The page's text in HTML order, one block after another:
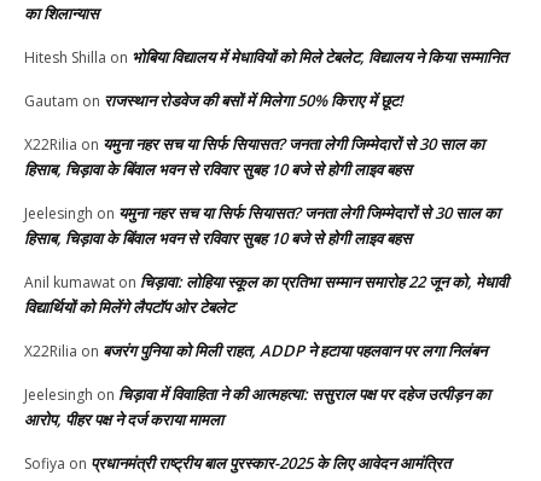
का शिलान्यास
Hitesh Shilla on भोबिया विद्यालय में मेधावियों को मिले टेबलेट, विद्यालय ने किया सम्मानित
Gautam on राजस्थान रोडवेज की बसों में मिलेगा 50% किराए में छूट!
X22Rilia on यमुना नहर सच या सिर्फ सियासत? जनता लेगी जिम्मेदारों से 30 साल का
हिसाब, चिड़ावा के बिंवाल भवन से रविवार सुबह 10 बजे से होगी लाइव बहस
Jeelesingh on यमुना नहर सच या सिर्फ सियासत? जनता लेगी जिम्मेदारों से 30 साल का
हिसाब, चिड़ावा के बिंवाल भवन से रविवार सुबह 10 बजे से होगी लाइव बहस
Anil kumawat on चिड़ावा: लोहिया स्कूल का प्रतिभा सम्मान समारोह 22 जून को, मेधावी
विद्यार्थियों को मिलेंगे लैपटॉप ओर टेबलेट
X22Rilia on बजरंग पुनिया को मिली राहत, ADDP ने हटाया पहलवान पर लगा निलंबन
Jeelesingh on चिड़ावा में विवाहिता ने की आत्महत्या: ससुराल पक्ष पर दहेज उत्पीड़न का
आरोप, पीहर पक्ष ने दर्ज कराया मामला
Sofiya on प्रधानमंत्री राष्ट्रीय बाल पुरस्कार-2025 के लिए आवेदन आमंत्रित